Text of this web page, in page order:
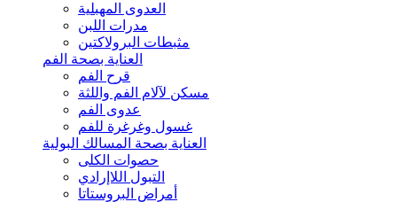
العدوى المهبلية
مدرات اللبن
مثبطات البرولاكتين
العناية بصحة الفم
قرح الفم
مسكن لآلام الفم واللثة
عدوى الفم
غسول وغرغرة للفم
العناية بصحة المسالك البولية
حصوات الكلى
التبول اللاإرادي
أمراض البروستاتا